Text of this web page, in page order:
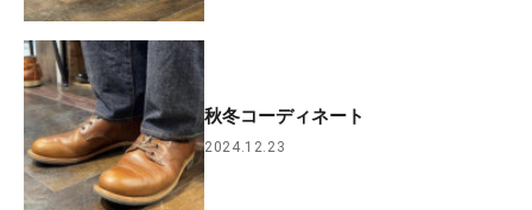
秋冬コーディネート
2024.12.23